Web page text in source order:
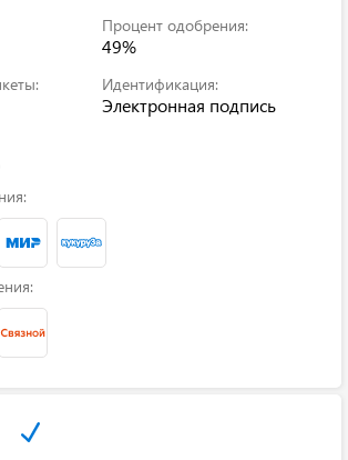
Процент одобрения:
49%
Идентификация:
Электронная подпись